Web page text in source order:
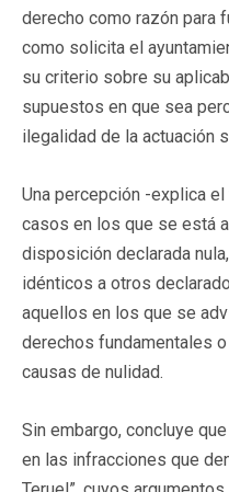
derecho como razón para
como solicita el
su criterio sobre su
supuestos en que sea
ilegalidad de la actuación
Una percepción -explica
casos en los que se está
disposición declarada
idénticos a otros
aquellos en los que se
derechos fundamentales
causas de nulidad.
Sin embargo, concluye
en las infracciones que